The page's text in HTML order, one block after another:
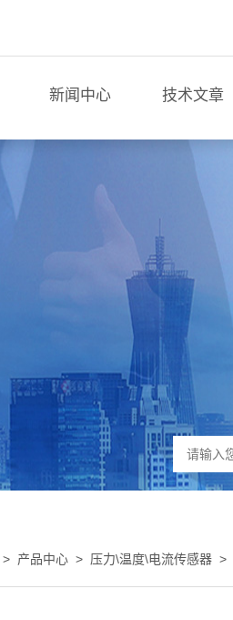
新闻中心 技术文章
> 产品中心 > 压力\温度\电流传感器 >